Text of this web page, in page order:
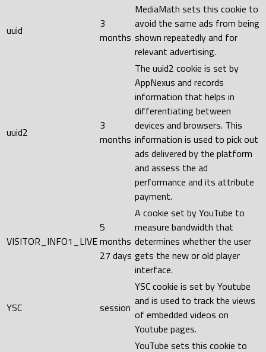
uuid
3
months
MediaMath sets this cookie to
avoid the same ads from being
shown repeatedly and for
relevant advertising.
uuid2
3
months
The uuid2 cookie is set by
AppNexus and records
information that helps in
differentiating between
devices and browsers. This
information is used to pick out
ads delivered by the platform
and assess the ad
performance and its attribute
payment.
VISITOR_INFO1_LIVE
5
months
27 days
A cookie set by YouTube to
measure bandwidth that
determines whether the user
gets the new or old player
interface.
YSC session
YSC cookie is set by Youtube
and is used to track the views
of embedded videos on
Youtube pages.
YouTube sets this cookie to